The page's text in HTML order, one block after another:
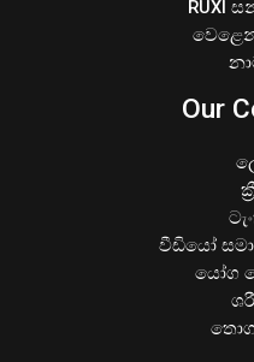
RUXI
Our
වීඩියෝ
යෝග